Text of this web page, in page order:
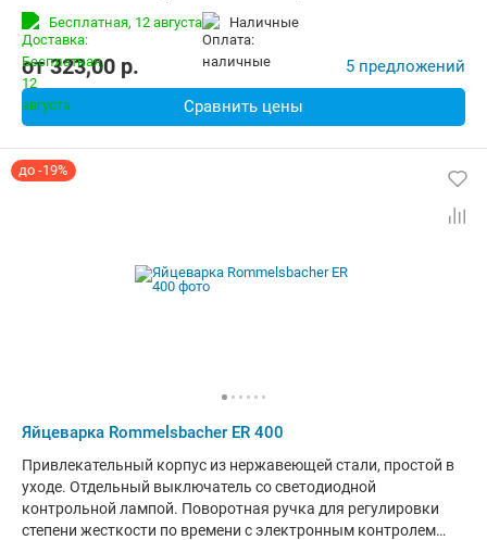
Бесплатная, 12 августа наличные
от323,00 p. 5 предложений
Сравнить цены
до -19%
Яйцеварка Rommelsbacher ER 400
Привлекательный корпус из нержавеющей стали, простой в
уходе. Отдельный выключатель со светодиодной
контрольной лампой. Поворотная ручка для регулировки
степени жесткости по времени с электронным контролем